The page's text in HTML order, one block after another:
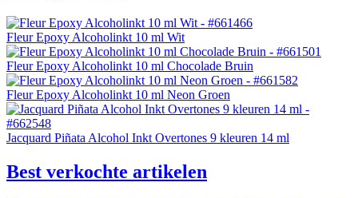
Fleur Epoxy Alcoholinkt 10 ml Wit
Fleur Epoxy Alcoholinkt 10 ml Chocolade Bruin
Fleur Epoxy Alcoholinkt 10 ml Neon Groen
Jacquard Piñata Alcohol Inkt Overtones 9 kleuren 14 ml
Best verkochte artikelen